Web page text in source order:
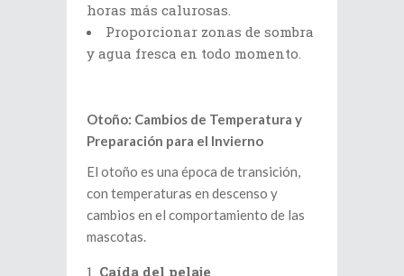
horas más calurosas.
Proporcionar zonas de sombra
y agua fresca en todo momento.
Otoño: Cambios de Temperatura y
Preparación para el Invierno
El otoño es una época de transición,
con temperaturas en descenso y
cambios en el comportamiento de las
mascotas.
Caída del pelaje